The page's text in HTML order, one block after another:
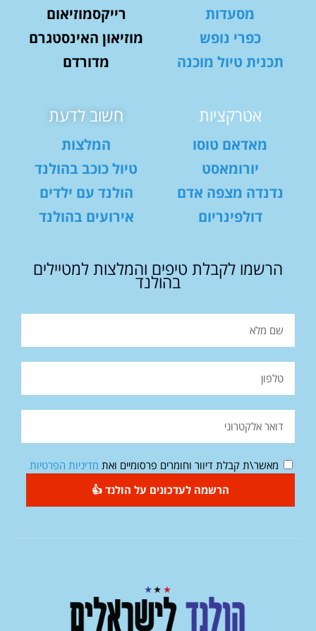
מסעדות
כפרי נופש
תכנית טיול מוכנה
רייקסמוזיאום
מוזיאון האינסטגרם
מדורדם
אטרקציות
מאדאם טוסו
יורומאסט
נדנדה מצפה אדם
דולפינריום
חשוב לדעת
המלצות
טיול כוכב בהולנד
הולנד עם ילדים
אירועים בהולנד
הרשמו לקבלת טיפים והמלצות למטיילים
בהולנד
מאשר\ת קבלת דיוור וחומרים פרסומיים ואת מדיניות הפרטיות
הרשמה לעדכונים על הולנד 👍